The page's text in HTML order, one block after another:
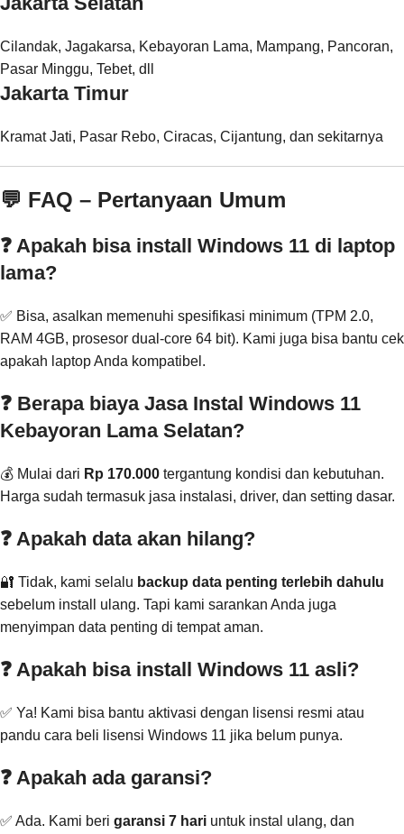
Cilandak, Jagakarsa, Kebayoran Lama, Mampang, Pancoran,
Pasar Minggu, Tebet, dll
Jakarta Timur
Kramat Jati, Pasar Rebo, Ciracas, Cijantung, dan sekitarnya
💬 FAQ – Pertanyaan Umum
❓ Apakah bisa install Windows 11 di laptop
lama?
✅ Bisa, asalkan memenuhi spesifikasi minimum (TPM 2.0,
RAM 4GB, prosesor dual-core 64 bit). Kami juga bisa bantu cek
apakah laptop Anda kompatibel.
❓ Berapa biaya Jasa Instal Windows 11
Kebayoran Lama Selatan?
💰 Mulai dari Rp 170.000 tergantung kondisi dan kebutuhan.
Harga sudah termasuk jasa instalasi, driver, dan setting dasar.
❓ Apakah data akan hilang?
🔐 Tidak, kami selalu backup data penting terlebih dahulu
sebelum install ulang. Tapi kami sarankan Anda juga
menyimpan data penting di tempat aman.
❓ Apakah bisa install Windows 11 asli?
✅ Ya! Kami bisa bantu aktivasi dengan lisensi resmi atau
pandu cara beli lisensi Windows 11 jika belum punya.
❓ Apakah ada garansi?
✅ Ada. Kami beri garansi 7 hari untuk instal ulang, dan